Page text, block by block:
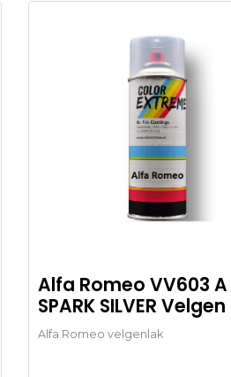
Alfa Romeo VV603 A
SPARK SILVER
Alfa Romeo velgenlak